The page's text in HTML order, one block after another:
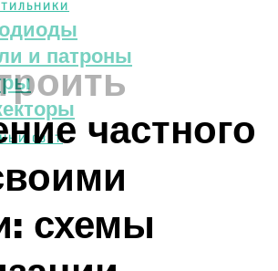
и патроны
СВЕТ
частного
схемы